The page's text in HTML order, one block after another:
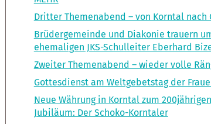
Dritter Themenabend – von Korntal nach
Brüdergemeinde und Diakonie trauern
ehemaligen JKS-Schulleiter Eberhard
Zweiter Themenabend – wieder volle
Gottesdienst am Weltgebetstag der
Neue Währung in Korntal zum 200jährigen
Jubiläum: Der Schoko-Korntaler